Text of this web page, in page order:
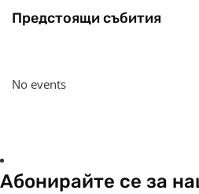
Предстоящи събития
No events
Абонирайте се за